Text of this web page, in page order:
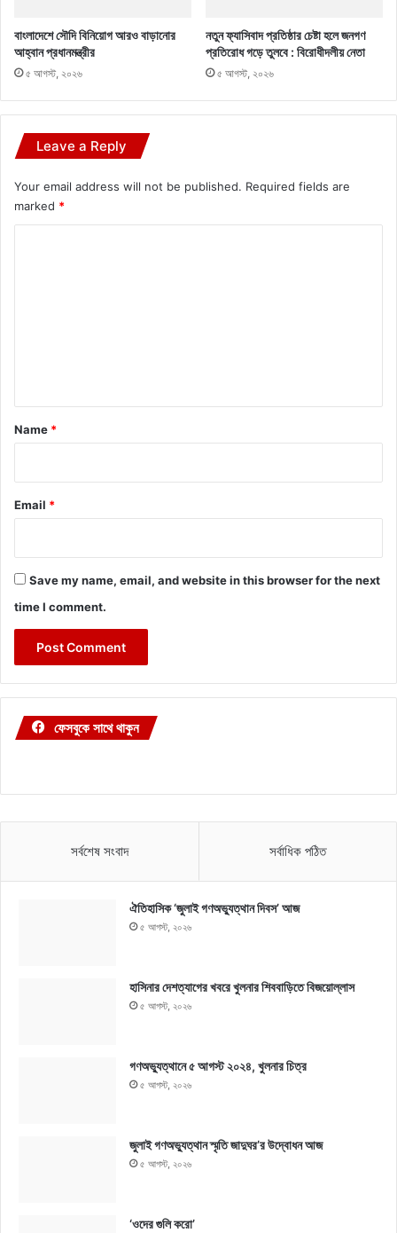
বাংলাদেশে সৌদি বিনিয়োগ আরও বাড়ানোর
আহ্বান প্রধানমন্ত্রীর
৫ আগস্ট, ২০২৬
নতুন ফ্যাসিবাদ প্রতিষ্ঠার চেষ্টা হলে জনগণ
প্রতিরোধ গড়ে তুলবে : বিরোধীদলীয় নেতা
৫ আগস্ট, ২০২৬
Leave a Reply
Your email address will not be published. Required fields are
marked *
*
Name *
Email *
Save my name, email, and website in this browser for the next
time I comment.
ফেসবুকে সাথে থাকুন
সর্বশেষ সংবাদ সর্বাধিক পঠিত
ঐতিহাসিক ‘জুলাই গণঅভ্যুত্থান দিবস’ আজ
৫ আগস্ট, ২০২৬
হাসিনার দেশত্যাগের খবরে খুলনার শিববাড়িতে বিজয়োল্লাস
৫ আগস্ট, ২০২৬
গণঅভ্যুত্থানে ৫ আগস্ট ২০২৪, খুলনার চিত্র
৫ আগস্ট, ২০২৬
জুলাই গণঅভ্যুত্থান স্মৃতি জাদুঘর’র উদ্বোধন আজ
৫ আগস্ট, ২০২৬
‘ওদের গুলি করো’